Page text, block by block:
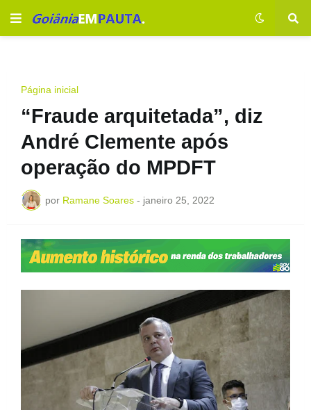
Página inicial
“Fraude arquitetada”, diz
André Clemente após
operação do MPDFT
por Ramane Soares - janeiro 25, 2022